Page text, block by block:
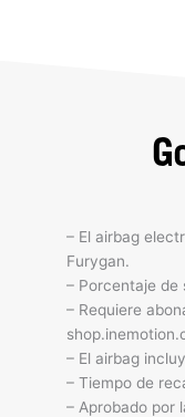
– El airbag
Furygan.
– Porcentaje de
– Requiere
– El airbag
– Tiempo de
– Aprobado por